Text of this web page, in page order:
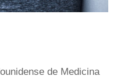
de Medicina